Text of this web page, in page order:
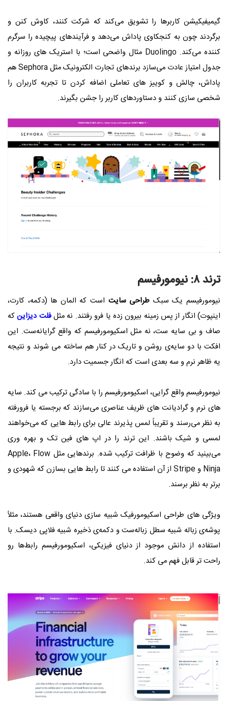
گیمیفیکیشن کاربرها را تشویق می‌کند که شرکت کنند، کاوش کنن و
برگردند چون به کنجکاوی پاداش می‌دهد و فرآیندهای پیچیده را سرگرم‌
کننده می‌کند. Duolingo مثال واضحی است؛ با استریک‌ های روزانه و
جدول امتیاز عادت می‌سازد برندهای تجارت الکترونیک مثل Sephora هم
پاداش، چالش و کوییز های تعاملی اضافه کردن تا تجربه کاربران را
شخصی‌ سازی کنند و دستاوردهای کاربر را جشن بگیرند.
ترند ۸: نیومورفیسم
نیومورفیسم یک سبک طراحی سایت است که المان‌ ها (دکمه، کارت،
اینپوت) انگار از پس‌ زمینه بیرون زده یا فرو رفتند. نه مثلفلت دیزاینکه
صاف و بی‌ سایه‌ ست، نه مثل اسکیومورفیسم که واقع‌ گرایانه‌ست. این
افکت با دو سایه‌ی روشن و تاریک در کنار هم ساخته می‌ شوند و نتیجه
یه ظاهر نرم و سه‌ بعدی‌ است که انگار جسمیت دارد.
نیومورفیسم واقع‌ گرایی، اسکیومورفیسم را با سادگی ترکیب می‌ کند. سایه‌
های نرم و گرادیانت‌ های ظریف عناصری می‌سازند که برجسته یا فرورفته
به نظر می‌رسند و تقریباً لمس‌ پذیرند عالی برای رابط‌ هایی که می‌خواهند
لمسی و شیک باشند. این ترند را در اپ‌ های فین‌ تک و بهره‌ وری
می‌بینید که وضوح با ظرافت ترکیب شده. برندهایی مثل Apple، Flow
Ninja و Stripe از آن استفاده می‌ کنند تا رابط‌ هایی بسازن که شهودی و
برتر به نظر برسند.
ویژگی‌ های طراحی اسکیومورفیک شبیه‌ سازی دنیای واقعی هستند، مثلاً
پوشه‌ی زباله شبیه سطل زباله‌ست و دکمه‌ی ذخیره شبیه فلاپی دیسک. با
استفاده از دانش موجود از دنیای فیزیکی، اسکیومورفیسم رابط‌ها رو
راحت‌ تر قابل‌ فهم می‌ کند.